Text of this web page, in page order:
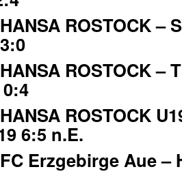
ROSTOCK –
ROSTOCK –
ROSTOCK
6:5 n.E.
Erzgebirge Aue –